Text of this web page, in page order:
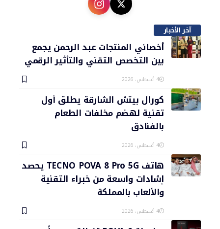
آخر الأخبار
أخصائي المنتجات عبد الرحمن يجمع
بين التخصص التقني والتأثير الرقمي
4 أغسطس، 2026
كورال بيتش الشارقة يطلق أول
تقنية لهضم مخلفات الطعام
بالفنادق
4 أغسطس، 2026
هاتف TECNO POVA 8 Pro 5G يحصد
إشادات واسعة من خبراء التقنية
والألعاب بالمملكة
4 أغسطس، 2026